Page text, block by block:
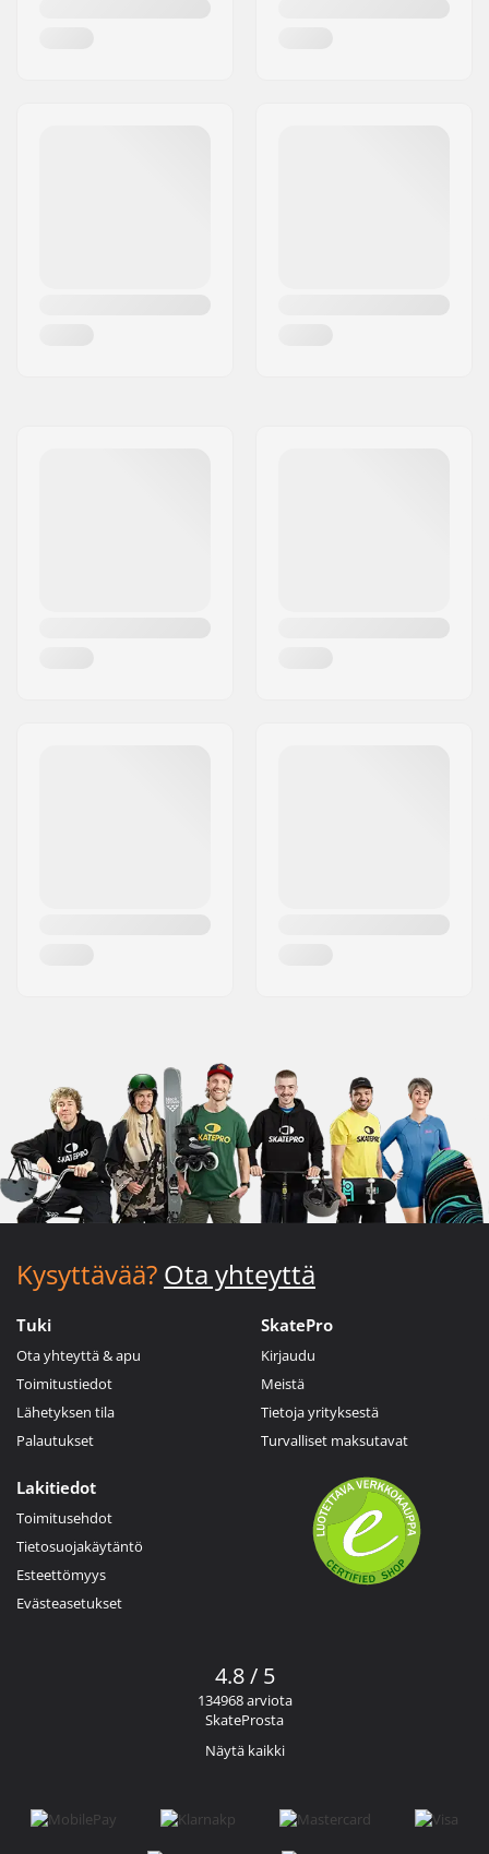
Kysyttävää? Ota yhteyttä
Tuki
Ota yhteyttä & apu
Toimitustiedot
Lähetyksen tila
Palautukset
SkatePro
Kirjaudu
Meistä
Tietoja yrityksestä
Turvalliset maksutavat
Lakitiedot
Toimitusehdot
Tietosuojakäytäntö
Esteettömyys
Evästeasetukset
4.8 / 5
134968 arviota
SkateProsta
Näytä kaikki